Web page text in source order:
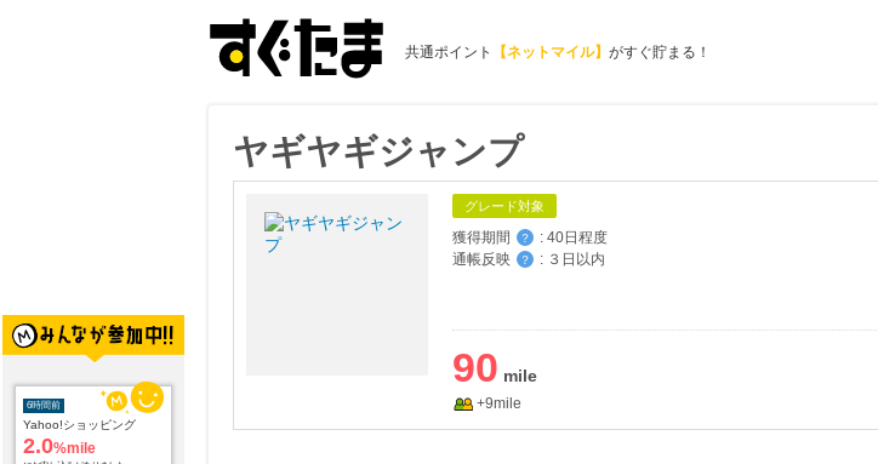
共通ポイント 【ネットマイル】 がすぐ貯まる！
Yahoo!ショッピング
2.0%mile
にお申し込みがありました
ヤギヤギジャンプ
グレード対象
獲得期間 ？ : 40日程度
通帳反映
？ : ３日以内
90
+9mile